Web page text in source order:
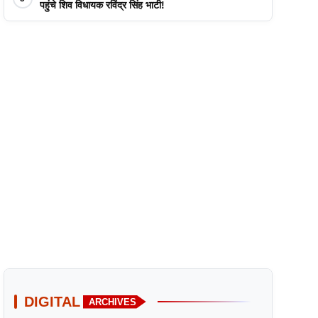
पहुंचे शिव विधायक रविंद्र सिंह भाटी!
DIGITAL ARCHIVES